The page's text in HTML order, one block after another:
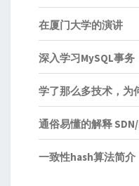
在厦门大学的演讲
深入学习MySQL事务
学了那么多技术，为
通俗易懂的解释 SDN/
一致性hash算法简介